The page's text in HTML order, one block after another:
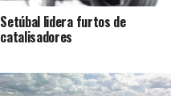
Setúbal lidera furtos de
catalisadores